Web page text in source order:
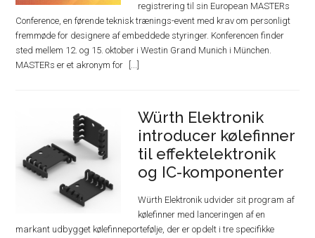
registrering til sin European MASTERs
Conference, en førende teknisk trænings-event med krav om personligt
fremmøde for designere af embeddede styringer. Konferencen finder
sted mellem 12. og 15. oktober i Westin Grand Munich i München.
MASTERs er et akronym for
Würth Elektronik
introducer kølefinner
til effektelektronik
og IC-komponenter
Würth Elektronik udvider sit program af
kølefinner med lanceringen af en
markant udbygget kølefinneportefølje, der er opdelt i tre specifikke